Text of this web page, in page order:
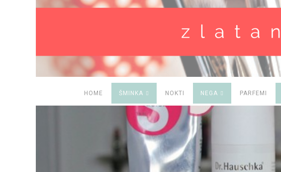
HOME ŠMINKA NOKTI NEGA PARFEMI